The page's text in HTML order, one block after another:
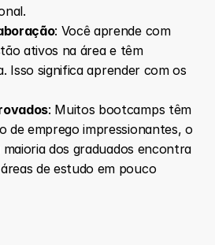
: Você aprende com
ativos na área e têm
Isso significa aprender com os
: Muitos bootcamps têm
de emprego impressionantes, o
maioria dos graduados encontra
de estudo em pouco